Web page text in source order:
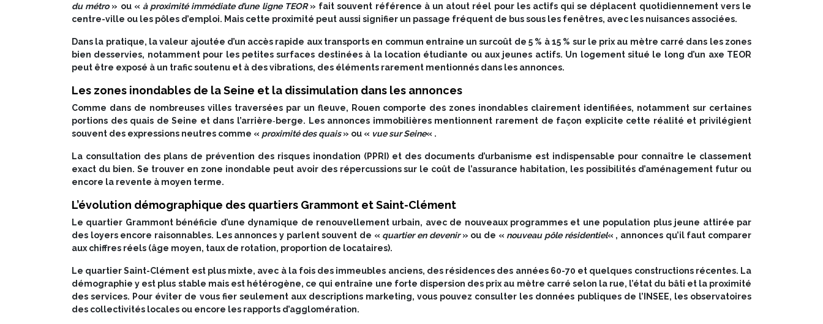
du métro» ou « à proximité immédiate d’une ligne TEOR» fait souvent référence à un atout réel pour les actifs qui se déplacent quotidiennement vers le
centre-ville ou les pôles d’emploi. Mais cette proximité peut aussi signifier un passage fréquent de bus sous les fenêtres, avec les nuisances associées.
Dans la pratique, la valeur ajoutée d’un accès rapide aux transports en commun entraine un surcoût de 5 % à 15 % sur le prix au mètre carré dans les zones
bien desservies, notamment pour les petites surfaces destinées à la location étudiante ou aux jeunes actifs. Un logement situé le long d’un axe TEOR
peut être exposé à un trafic soutenu et à des vibrations, des éléments rarement mentionnés dans les annonces.
Les zones inondables de la Seine et la dissimulation dans les annonces
Comme dans de nombreuses villes traversées par un fleuve, Rouen comporte des zones inondables clairement identifiées, notamment sur certaines
portions des quais de Seine et dans l’arrière‑berge. Les annonces immobilières mentionnent rarement de façon explicite cette réalité et privilégient
souvent des expressions neutres comme « proximité des quais» ou « vue sur Seine« .
La consultation des plans de prévention des risques inondation (PPRI) et des documents d’urbanisme est indispensable pour connaître le classement
exact du bien. Se trouver en zone inondable peut avoir des répercussions sur le coût de l’assurance habitation, les possibilités d’aménagement futur ou
encore la revente à moyen terme.
L’évolution démographique des quartiers Grammont et Saint-Clément
Le quartier Grammont bénéficie d’une dynamique de renouvellement urbain, avec de nouveaux programmes et une population plus jeune attirée par
des loyers encore raisonnables. Les annonces y parlent souvent de « quartier en devenir» ou de « nouveau pôle résidentiel« , annonces qu’il faut comparer
aux chiffres réels (âge moyen, taux de rotation, proportion de locataires).
Le quartier Saint-Clément est plus mixte, avec à la fois des immeubles anciens, des résidences des années 60-70 et quelques constructions récentes. La
démographie y est plus stable mais est hétérogène, ce qui entraîne une forte dispersion des prix au mètre carré selon la rue, l’état du bâti et la proximité
des services. Pour éviter de vous fier seulement aux descriptions marketing, vous pouvez consulter les données publiques de l’INSEE, les observatoires
des collectivités locales ou encore les rapports d’agglomération.